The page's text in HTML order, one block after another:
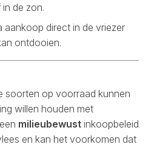
de zon.
aankoop direct in de vriezer
ontdooien.
soorten op voorraad kunnen
willen houden met
milieubewust inkoopbeleid
en kan het voorkomen dat